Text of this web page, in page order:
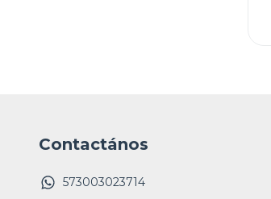
Contactános
573003023714